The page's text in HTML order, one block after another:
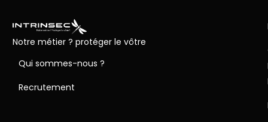
Notre métier ? protéger le vôtre
Qui sommes-nous ?
Recrutement